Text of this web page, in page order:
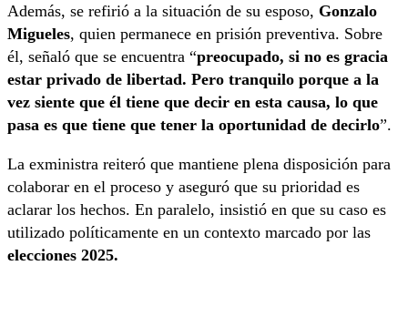
Además, se refirió a la situación de su esposo, Gonzalo
Migueles, quien permanece en prisión preventiva. Sobre
él, señaló que se encuentra “preocupado, si no es gracia
estar privado de libertad. Pero tranquilo porque a la
vez siente que él tiene que decir en esta causa, lo que
pasa es que tiene que tener la oportunidad de decirlo”.
La exministra reiteró que mantiene plena disposición para
colaborar en el proceso y aseguró que su prioridad es
aclarar los hechos. En paralelo, insistió en que su caso es
utilizado políticamente en un contexto marcado por las
elecciones 2025.